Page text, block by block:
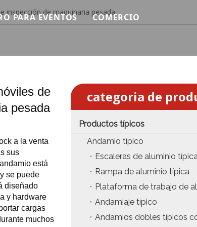
Subida
de mano
de 45 grados.
aluminio
PARA EVENTOS
Sillas para Eventos
LED para eventos
para eventos
de eventos de fiesta
COMERCIO
Precio de la etapa del
Precio del armazón
Precio de la armadura
Precio de productos
Precio de iluminación
Precio del sonido del
Precio de necesidades
inspección de maquinaria pesada
de
pesada
a la venta
sus
está
se puede
diseñado
y hardware
cargas
muchos
categoria de
Productos típicos
Andamio típico
Escaleras de aluminio
Rampa de aluminio típica
Plataforma de trabajo de
Andamiaje típico